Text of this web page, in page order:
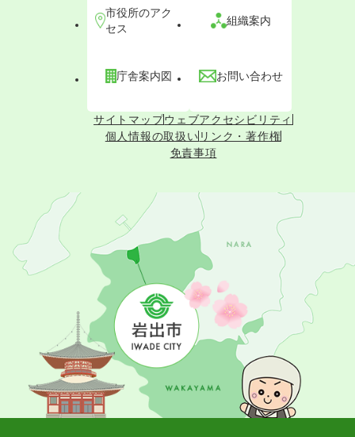
市役所のアク
セス
組織案内
庁舎案内図 お問い合わせ
サイトマップウェブアクセシビリティ
個人情報の取扱い リンク・著作権
免責事項